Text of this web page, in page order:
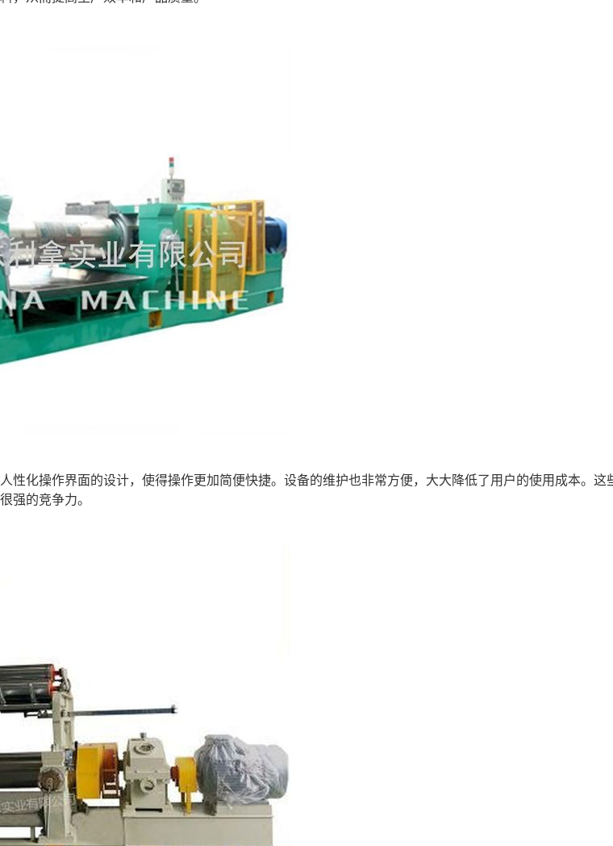
性化操作界面的设计，使得操作更加简便快捷。设备的维护也非常方便，大大降低了用户的使用成本。这
强的竞争力。